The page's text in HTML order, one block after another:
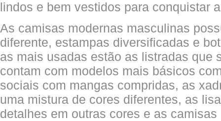
lindos e bem vestidos para conquistar
As camisas modernas masculinas
diferente, estampas diversificadas e
as mais usadas estão as listradas que
contam com modelos mais básicos
sociais com mangas compridas, as
uma mistura de cores diferentes, as
detalhes em outras cores e as